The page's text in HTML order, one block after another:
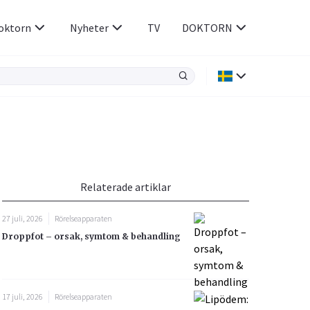
Rökavvänjning
Rörelseapparaten
Sex & Samliv
Sömn & Stress
Nyheter TV DOKTORN
Relaterade artiklar
27 juli, 2026
Rörelseapparaten
Droppfot – orsak, symtom & behandling
17 juli, 2026
Rörelseapparaten